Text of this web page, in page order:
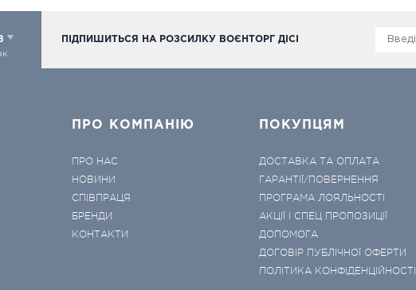
ПІДПИШИТЬСЯ НА РОЗСИЛКУ ВОЄНТОРГ ДІСІ
ПРО КОМПАНІЮ
ПРО НАС
НОВИНИ
СПІВПРАЦЯ
БРЕНДИ
КОНТАКТИ
ПОКУПЦЯМ
ДОСТАВКА ТА ОПЛАТА
ГАРАНТІЇ/ПОВЕРНЕННЯ
ПРОГРАМА ЛОЯЛЬНОСТІ
АКЦІЇ І СПЕЦ ПРОПОЗИЦІЇ
ДОПОМОГА
ДОГОВІР ПУБЛІЧНОЇ ОФЕРТИ
ПОЛІТИКА КОНФІДЕНЦІЙНОСТІ